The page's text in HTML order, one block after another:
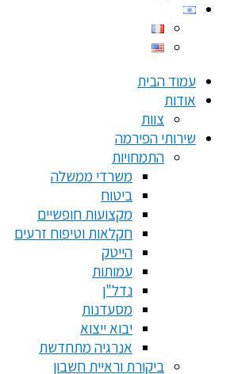
עמוד הבית
אודות
צוות
שירותי הפירמה
התמחויות
משרדי ממשלה
ביטוח
מקצועות חופשיים
חקלאות וטיפוח זרעים
הייטק
עמותות
נדל"ן
מסעדנות
יבוא ייצוא
אנרגיה מתחדשת
ביקורת וראיית חשבון